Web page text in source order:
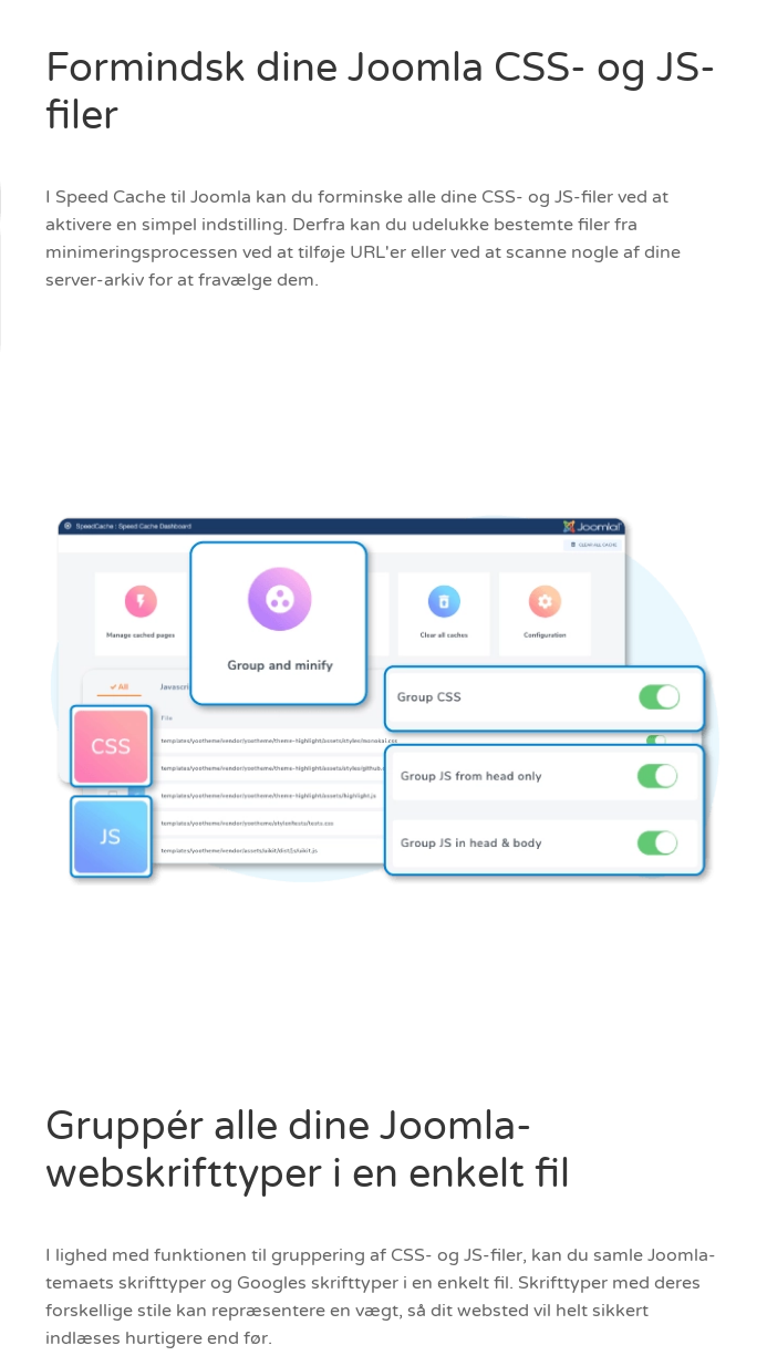
Formindsk dine Joomla CSS- og JS-
filer
I Speed Cache til Joomla kan du forminske alle dine CSS- og JS-filer ved at
aktivere en simpel indstilling. Derfra kan du udelukke bestemte filer fra
minimeringsprocessen ved at tilføje URL'er eller ved at scanne nogle af dine
server-arkiv for at fravælge dem.
Gruppér alle dine Joomla-
webskrifttyper i en enkelt fil
I lighed med funktionen til gruppering af CSS- og JS-filer, kan du samle Joomla-
temaets skrifttyper og Googles skrifttyper i en enkelt fil. Skrifttyper med deres
forskellige stile kan repræsentere en vægt, så dit websted vil helt sikkert
indlæses hurtigere end før.